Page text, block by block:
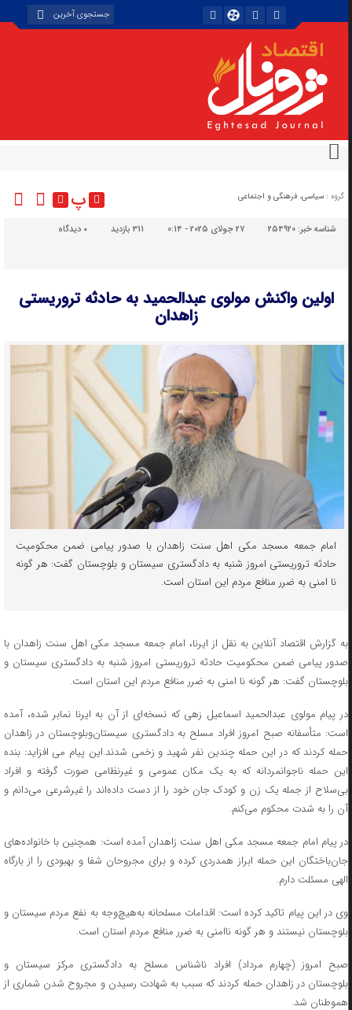
گروه : سیاسی، فرهنگی و اجتماعی پ
شناسه خبر:254920 27 جولای 2025 - 0:14 311 بازدید دیدگاه
اولین واکنش مولوی عبدالحمید به حادثه تروریستی
زاهدان
امام جمعه مسجد مکی اهل سنت زاهدان با صدور پیامی ضمن محکومیت
حادثه تروریستی امروز شنبه به دادگستری سیستان و بلوچستان گفت: هر گونه
نا امنی به ضرر منافع مردم این استان است.
به گزارش اقتصاد آنلاین به نقل از ایرنا، امام جمعه مسجد مکی اهل سنت زاهدان با
صدور پیامی ضمن محکومیت حادثه تروریستی امروز شنبه به دادگستری سیستان و
بلوچستان گفت: هر گونه نا امنی به ضرر منافع مردم این استان است.
در پیام مولوی عبدالحمید اسماعیل زهی که نسخه‌ای از آن به ایرنا نمابر شده، آمده
است: متأسفانه صبح امروز افراد مسلح به دادگستری سیستان‌وبلوچستان در زاهدان
حمله کردند که در این حمله چندین نفر شهید و زخمی شدند.این پیام می افزاید: بنده
این حمله ناجوانمردانه که به یک مکان عمومی و غیرنظامی صورت گرفته و افراد
بی‌سلاح از جمله یک زن و کودک جان خود را از دست داده‌اند را غیرشرعی می‌دانم و
آن را به شدت محکوم می‌کنم.
در پیام امام جمعه مسجد مکی اهل سنت زاهدان آمده است: همچنین با خانواده‌های
جان‌باختگان این حمله ابراز همدردی کرده و برای مجروحان شفا و بهبودی را از بارگاه
الهی مسئلت دارم.
وی در این پیام تاکید کرده است: اقدامات مسلحانه به‌هیچ‌وجه به نفع مردم سیستان و
بلوچستان نیستند و هر گونه ناامنی به ضرر منافع مردم استان است.
صبح امروز (چهارم مرداد) افراد ناشناس مسلح به دادگستری مرکز سیستان و
بلوچستان در زاهدان حمله کردند که سبب به شهادت رسیدن و مجروح شدن شماری از
هموطنان شد.